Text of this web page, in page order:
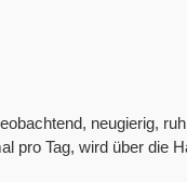
neugierig,
pro Tag, wird über die